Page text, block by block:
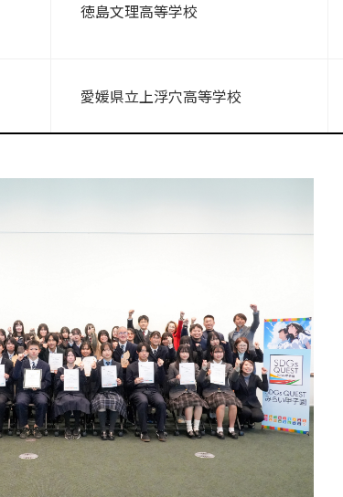
徳島文理高等学校
愛媛県立上浮穴高等学校